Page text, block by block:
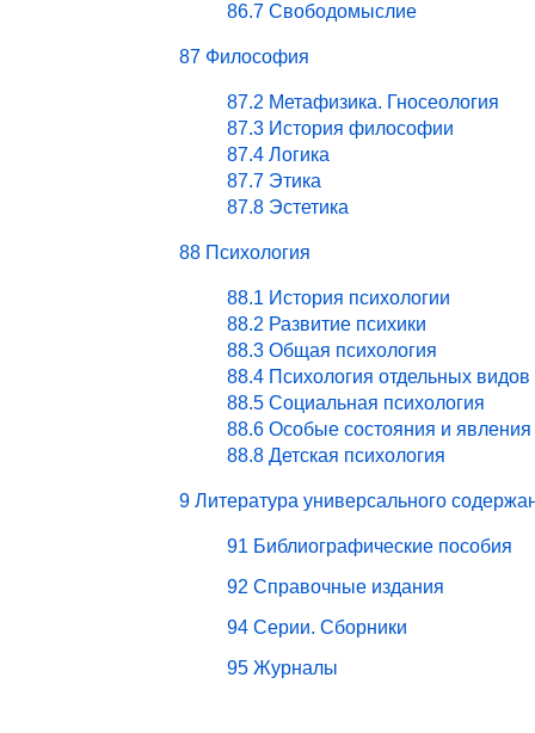
86.7 Свободомыслие
87 Философия
87.2 Метафизика. Гносеология
87.3 История философии
87.4 Логика
87.7 Этика
87.8 Эстетика
88 Психология
88.1 История психологии
88.2 Развитие психики
88.3 Общая психология
88.4 Психология отдельных
88.5 Социальная психология
88.6 Особые состояния и явления
88.8 Детская психология
9 Литература универсального
91 Библиографические пособия
92 Справочные издания
94 Серии. Сборники
95 Журналы